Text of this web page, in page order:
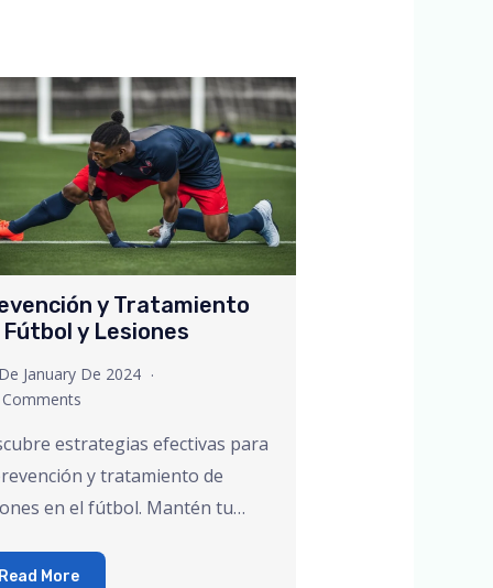
y Tratamiento
y Lesiones
January De 2024
estrategias efectivas para
y tratamiento de
en el fútbol. Mantén tu…
More